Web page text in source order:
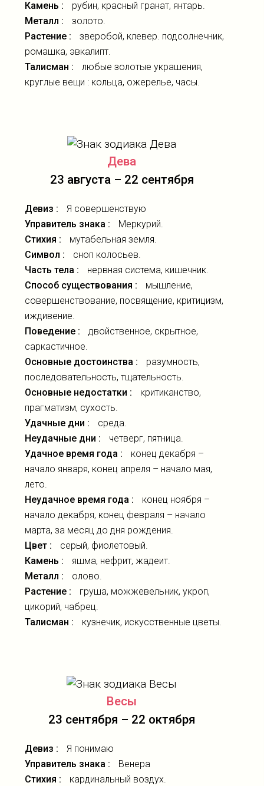
Камень :
рубин, красный гранат, янтарь.
Металл :
золото.
Растение :
зверобой, клевер. подсолнечник,
ромашка, эвкалипт.
Талисман :
любые золотые украшения,
круглые вещи : кольца, ожерелье, часы.
Дева
23 августа – 22 сентября
Девиз :
Я совершенствую
Управитель знака :
Меркурий.
Стихия :
мутабельная земля.
Символ :
сноп колосьев.
Часть тела :
нервная система, кишечник.
Способ существования :
мышление,
совершенствование, посвящение, критицизм,
иждивение.
Поведение :
двойственное, скрытное,
саркастичное.
Основные достоинства :
разумность,
последовательность, тщательность.
Основные недостатки :
критиканство,
прагматизм, сухость.
Удачные дни :
среда.
Неудачные дни :
четверг, пятница.
Удачное время года :
конец декабря –
начало января, конец апреля – начало мая,
лето.
Неудачное время года :
конец ноября –
начало декабря, конец февраля – начало
марта, за месяц до дня рождения.
Цвет :
серый, фиолетовый.
Камень :
яшма, нефрит, жадеит.
Металл :
олово.
Растение :
груша, можжевельник, укроп,
цикорий, чабрец.
Талисман :
кузнечик, искусственные цветы.
Весы
23 сентября – 22 октября
Девиз :
Я понимаю
Управитель знака :
Венера
Стихия :
кардинальный воздух.